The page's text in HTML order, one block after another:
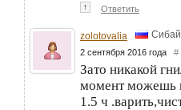
↑ Ответить
zolotovalia Сибай
2 сентября 2016 года #
Зато никакой
момент можешь
1.5 ч